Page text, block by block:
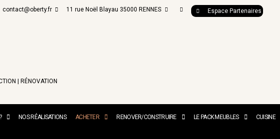
contact@oberty.fr 11 rue Noël Blayau 35000 RENNES Espace Partenaires
RÉNOVATION
NOS RÉALISATIONS ACHETER RENOVER/CONSTRUIRE LE PACK MEUBLES CUISINE